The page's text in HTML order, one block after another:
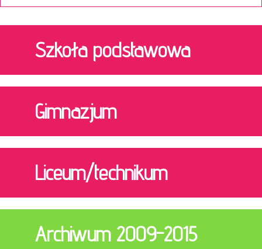
Szkoła podstawowa
Gimnazjum
Liceum/technikum
Archiwum 2009-2015